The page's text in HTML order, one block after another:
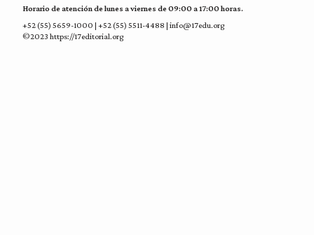
Horario de atención de lunes a viernes de 09:00 a 17:00 horas.
+52 (55) 5659-1000 | +52 (55) 5511-4488 | info@17edu.org
©2023 https://17editorial.org